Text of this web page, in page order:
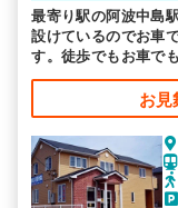
駅から
最寄り駅の阿波中島
設けているのでお車
す。徒歩でもお車で
お見